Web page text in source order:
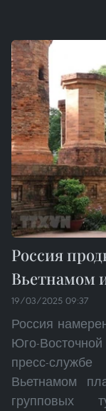
Россия
Вьетнамом
19/03/2025 09:37
Россия
Юго-
пресс-
Вьетнамом
групповых